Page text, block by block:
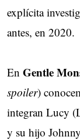
explícita
antes, en 2020.
En Gentle
spoiler)
integran Lucy
y su hijo